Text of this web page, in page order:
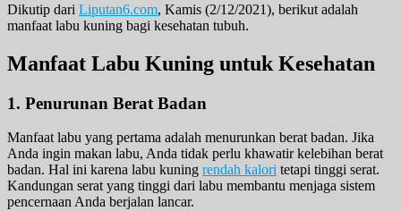
Dikutip dari Liputan6.com, Kamis (2/12/2021), berikut adalah
manfaat labu kuning bagi kesehatan tubuh.
Manfaat Labu Kuning untuk Kesehatan
1. Penurunan Berat Badan
Manfaat labu yang pertama adalah menurunkan berat badan. Jika
Anda ingin makan labu, Anda tidak perlu khawatir kelebihan berat
badan. Hal ini karena labu kuning rendah kalori tetapi tinggi serat.
Kandungan serat yang tinggi dari labu membantu menjaga sistem
pencernaan Anda berjalan lancar.